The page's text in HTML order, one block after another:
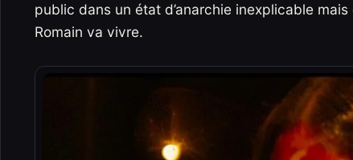
public dans un état d’anarchie inexplicable
Romain va vivre.